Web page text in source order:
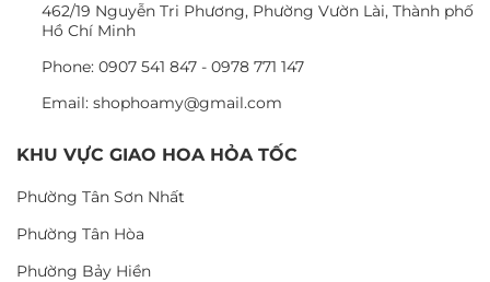
462/19 Nguyễn Tri Phương, Phường Vườn Lài, Thành phố
Hồ Chí Minh
Phone: 0907 541 847 - 0978 771 147
Email: shophoamy@gmail.com
KHU VỰC GIAO HOA HỎA TỐC
Phường Tân Sơn Nhất
Phường Tân Hòa
Phường Bảy Hiền